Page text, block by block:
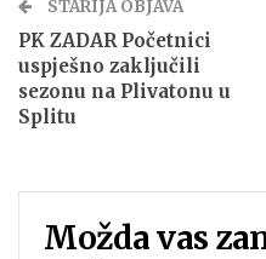
STARIJA OBJAVA
PK ZADAR Početnici
uspješno zaključili
sezonu na Plivatonu u
Splitu
Možda vas